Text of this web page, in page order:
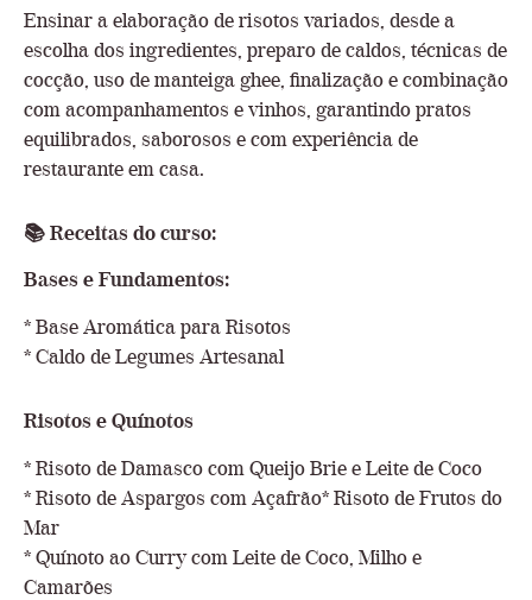
Ensinar a elaboração de risotos variados, desde a
escolha dos ingredientes, preparo de caldos, técnicas de
cocção, uso de manteiga ghee, finalização e combinação
com acompanhamentos e vinhos, garantindo pratos
equilibrados, saborosos e com experiência de
restaurante em casa.
📚 Receitas do curso:
Bases e Fundamentos:
* Base Aromática para Risotos
* Caldo de Legumes Artesanal
Risotos e Quínotos
* Risoto de Damasco com Queijo Brie e Leite de Coco
* Risoto de Aspargos com Açafrão* Risoto de Frutos do
Mar
* Quínoto ao Curry com Leite de Coco, Milho e
Camarões